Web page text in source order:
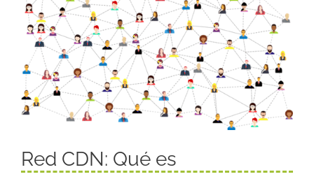
Red CDN: Qué es